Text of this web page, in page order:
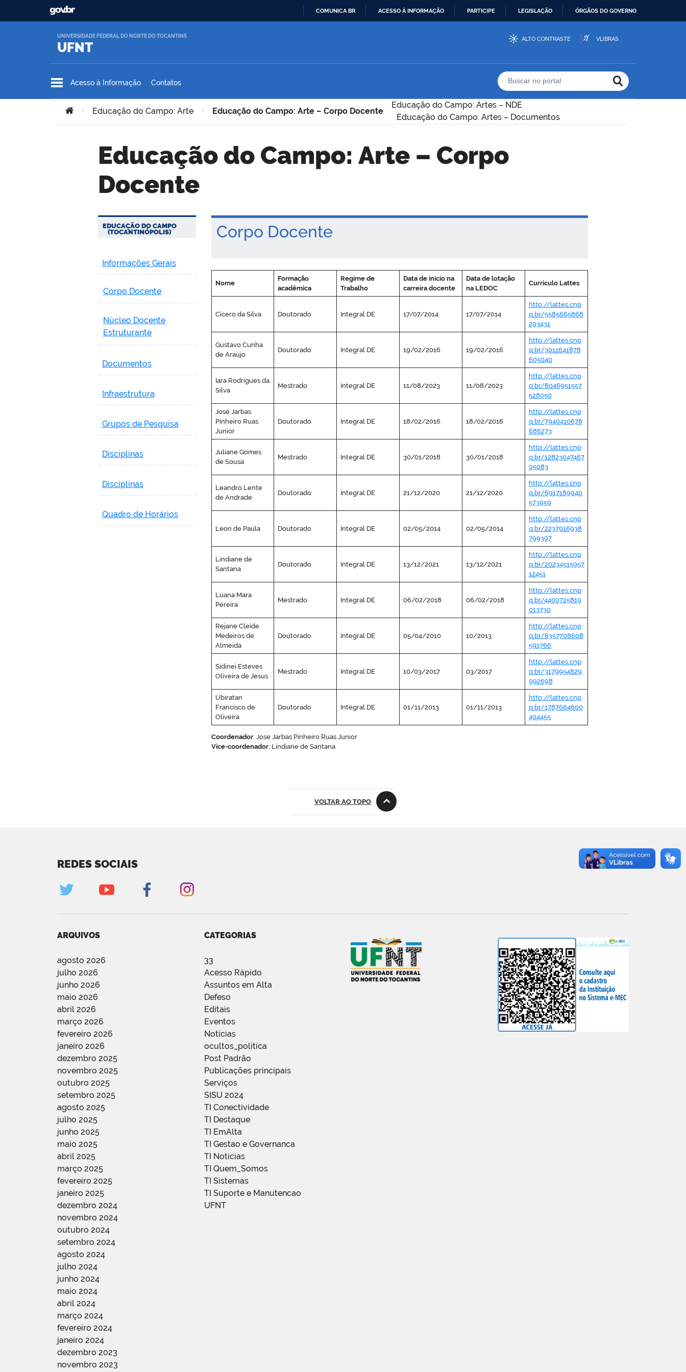
Ir para o conteúdo
CONTEÚDO
COMUNICA BR ACESSO À INFORMAÇÃO PARTICIPE LEGISLAÇÃO ÓRGÃOS DO GOVERNO
UNIVERSIDADE FEDERAL DO NORTE DO TOCANTINS
UFNT
ALTO CONTRASTE VLIBRAS
Acesso à Informação Contatos Buscar no portal
Você está aqui:
> Educação do Campo: Arte > Educação do Campo: Arte – Corpo Docente
Educação do Campo: Artes – NDE
Educação do Campo: Artes – Documentos
Educação do Campo: Arte – Corpo
Docente
EDUCAÇÃO DO CAMPO
(TOCANTINÓPOLIS)
Informações Gerais
Corpo Docente
Núcleo Docente
Estruturante
Documentos
Infraestrutura
Grupos de Pesquisa
Disciplinas
Disciplinas
Quadro de Horários
Corpo Docente
Nome
Formação
acadêmica
Regime de
Trabalho
Data de início na
carreira docente
Data de lotação
na LEDOC
Currículo Lattes
Cícero da Silva Doutorado Integral DE 17/07/2014 17/07/2014
http://lattes.cnp
q.br/5585665868
293431
Gustavo Cunha
de Araújo
Doutorado Integral DE 19/02/2016 19/02/2016
http://lattes.cnp
q.br/3011641878
605040
Iara Rodrigues da
Silva
Mestrado Integral DE 11/08/2023 11/08/2023
http://lattes.cnp
q.br/8046951557
528050
José Jarbas
Pinheiro Ruas
Junior
Doutorado Integral DE 18/02/2016 18/02/2016
http://lattes.cnp
q.br/7940410678
686273
Juliane Gomes
de Sousa
Mestrado Integral DE 30/01/2018 30/01/2018
http://lattes.cnp
q.br/12823047467
05083
Leandro Lente
de Andrade
Doutorado Integral DE 21/12/2020 21/12/2020
http://lattes.cnp
q.br/6917189940
573959
Leon de Paula Doutorado Integral DE 02/05/2014 02/05/2014
http://lattes.cnp
q.br/2237916938
799397
Lindiane de
Santana
Doutorado Integral DE 13/12/2021 13/12/2021
http://lattes.cnp
q.br/20234515957
12451
Luana Mara
Pereira
Mestrado Integral DE 06/02/2018 06/02/2018
http://lattes.cnp
q.br/4400725819
013730
Rejane Cleide
Medeiros de
Almeida
Doutorado Integral DE 05/04/2010 10/2013
http://lattes.cnp
q.br/6357708608
591766
Sidinei Esteves
Oliveira de Jesus
Mestrado Integral DE 10/03/2017 03/2017
http://lattes.cnp
q.br/3179954829
992698
Ubiratan
Francisco de
Oliveira
Doutorado Integral DE 01/11/2013 01/11/2013
http://lattes.cnp
q.br/1787664600
494455
Coordenador: Jose Jarbas Pinheiro Ruas Junior
Vice-coordenador: Lindiane de Santana
VOLTAR AO TOPO
REDES SOCIAIS
ARQUIVOS
agosto 2026
julho 2026
junho 2026
maio 2026
abril 2026
março 2026
fevereiro 2026
janeiro 2026
dezembro 2025
novembro 2025
outubro 2025
setembro 2025
agosto 2025
julho 2025
junho 2025
maio 2025
abril 2025
março 2025
fevereiro 2025
janeiro 2025
dezembro 2024
novembro 2024
outubro 2024
setembro 2024
agosto 2024
julho 2024
junho 2024
maio 2024
abril 2024
março 2024
fevereiro 2024
janeiro 2024
dezembro 2023
novembro 2023
CATEGORIAS
33
Acesso Rápido
Assuntos em Alta
Defeso
Editais
Eventos
Notícias
ocultos_politica
Post Padrão
Publicações principais
Serviços
SISU 2024
TI Conectividade
TI Destaque
TI EmAlta
TI Gestao e Governanca
TI Noticias
TI Quem_Somos
TI Sistemas
TI Suporte e Manutencao
UFNT